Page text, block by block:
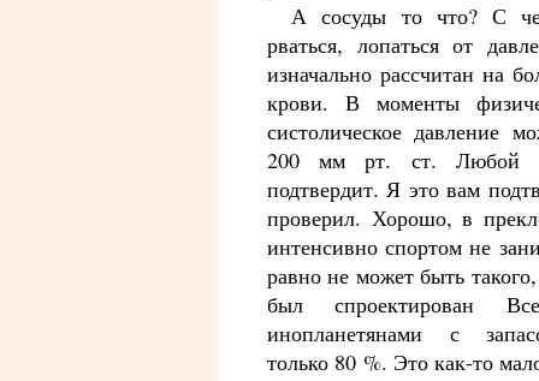
А сосуды то что? С
рваться, лопаться от
изначально рассчитан на
крови. В моменты
систолическое давление
200 мм рт. ст. Любой
подтвердит. Я это вам
проверил. Хорошо, в
интенсивно спортом не
равно не может быть
был спроектирован
инопланетянами с
только 80 %. Это как-то